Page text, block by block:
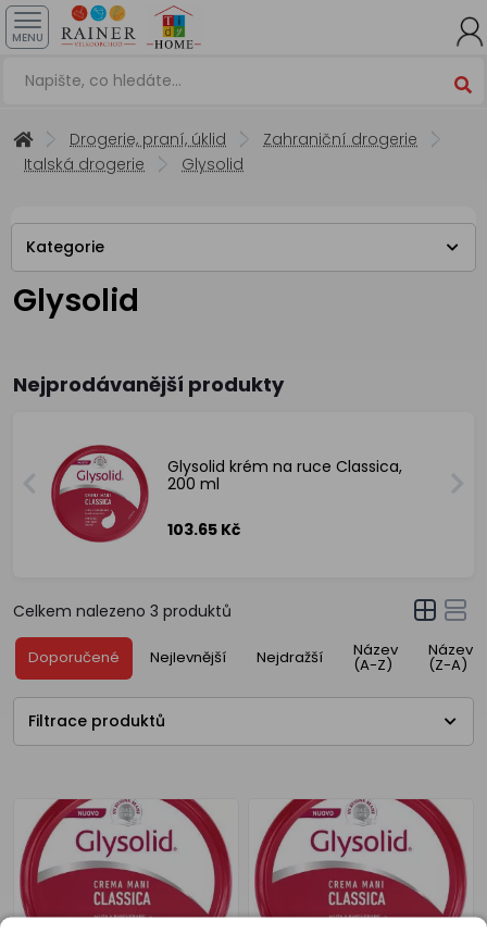
MENU
Drogerie, praní, úklid
Zahraniční drogerie
Italská drogerie
Glysolid
Kategorie
Glysolid
Nejprodávanější produkty
Glysolid krém na ruce Classica,
200 ml
103.65 Kč
Celkem nalezeno 3 produktů
Doporučené Nejlevnější Nejdražší Název
(A-Z)
Název
(Z-A)
Filtrace produktů